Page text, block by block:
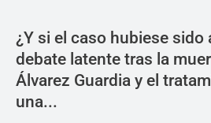
¿Y si el caso hubiese sido
debate latente tras la
Álvarez Guardia y el
una...